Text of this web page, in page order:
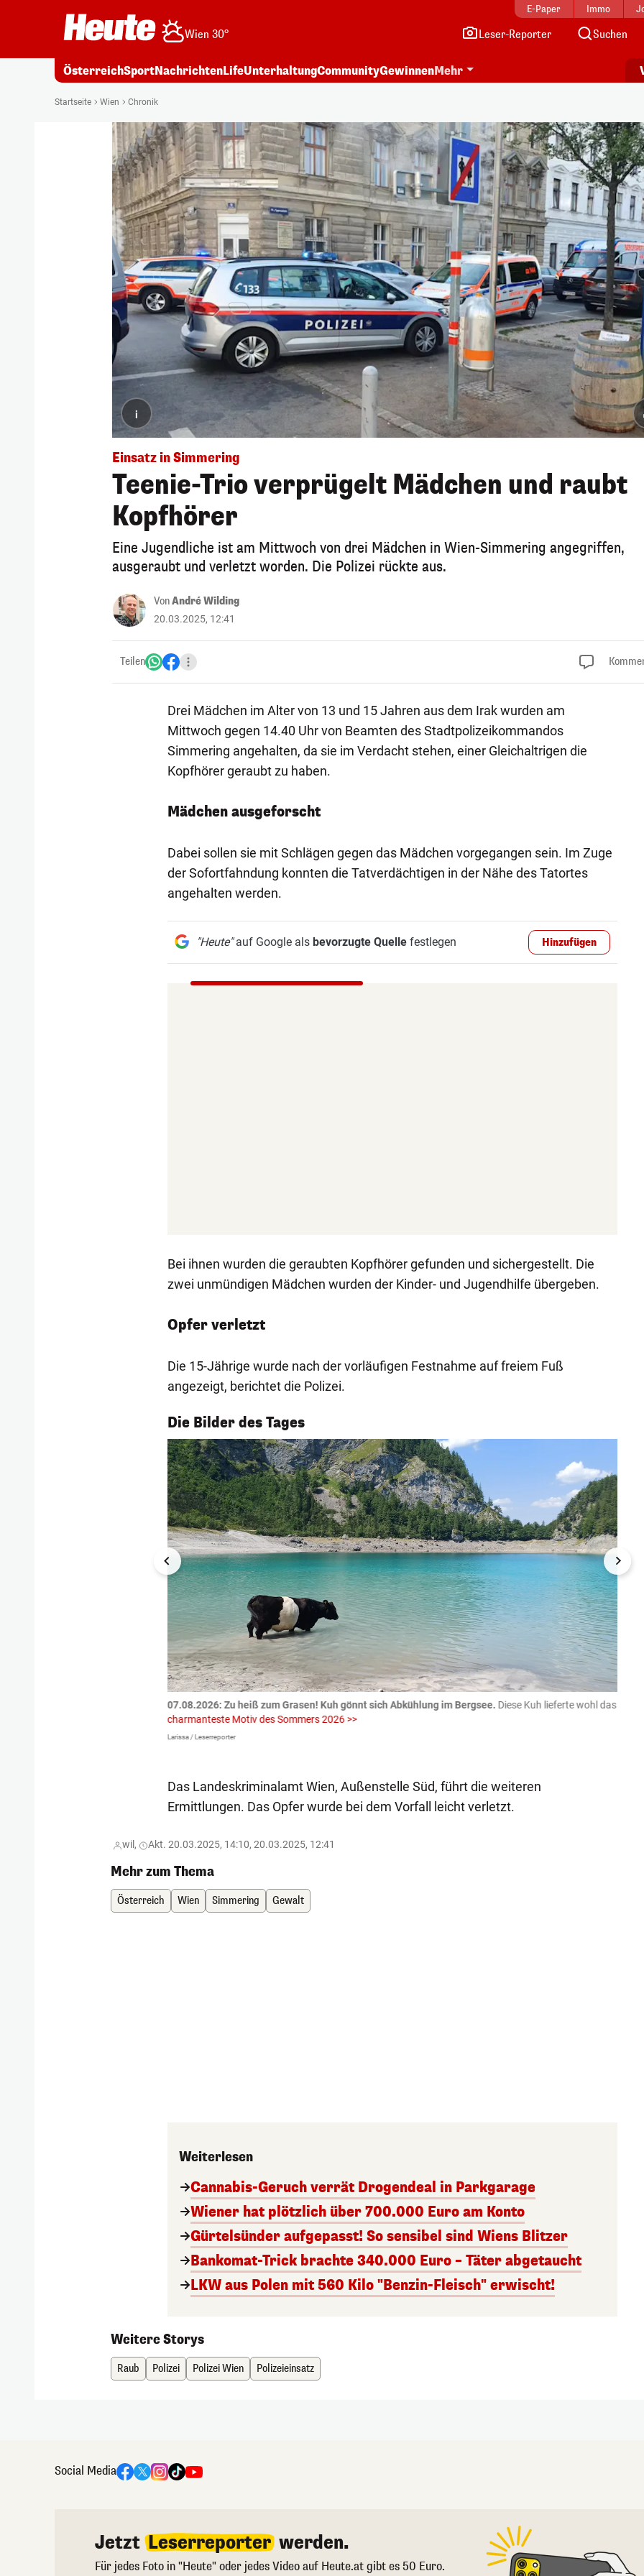
E-Paper Immo
Wien 30° Leser-Reporter Suchen
ÖsterreichSportNachrichtenLifeUnterhaltungCommunityGewinnenMehr
Startseite Wien Chronik
i
Einsatz in Simmering
Teenie-Trio verprügelt Mädchen und raubt
Kopfhörer
Eine Jugendliche ist am Mittwoch von drei Mädchen in Wien-Simmering angegriffen,
ausgeraubt und verletzt worden. Die Polizei rückte aus.
VonAndré Wilding
20.03.2025, 12:41
Teilen
Drei Mädchen im Alter von 13 und 15 Jahren aus dem Irak wurden am
Mittwoch gegen 14.40 Uhr von Beamten des Stadtpolizeikommandos
Simmering angehalten, da sie im Verdacht stehen, einer Gleichaltrigen die
Kopfhörer geraubt zu haben.
Mädchen ausgeforscht
Dabei sollen sie mit Schlägen gegen das Mädchen vorgegangen sein. Im Zuge
der Sofortfahndung konnten die Tatverdächtigen in der Nähe des Tatortes
angehalten werden.
"Heute"auf Google als bevorzugte Quellefestlegen Hinzufügen
Bei ihnen wurden die geraubten Kopfhörer gefunden und sichergestellt. Die
zwei unmündigen Mädchen wurden der Kinder- und Jugendhilfe übergeben.
Opfer verletzt
Die 15-Jährige wurde nach der vorläufigen Festnahme auf freiem Fuß
angezeigt, berichtet die Polizei.
Die Bilder des Tages
1/55
07.08.2026: Zu heiß zum Grasen! Kuh gönnt sich Abkühlung im Bergsee. Diese Kuh lieferte wohl das
charmanteste Motiv des Sommers 2026 >>
Larissa / Leserreporter
Das Landeskriminalamt Wien, Außenstelle Süd, führt die weiteren
Ermittlungen. Das Opfer wurde bei dem Vorfall leicht verletzt.
wil, Akt. 20.03.2025, 14:10, 20.03.2025, 12:41
Mehr zum Thema
Österreich Wien Simmering Gewalt
Weiterlesen
Cannabis-Geruch verrät Drogendeal in Parkgarage
Wiener hat plötzlich über 700.000 Euro am Konto
Gürtelsünder aufgepasst! So sensibel sind Wiens Blitzer
Bankomat-Trick brachte 340.000 Euro – Täter abgetaucht
LKW aus Polen mit 560 Kilo "Benzin-Fleisch" erwischt!
Weitere Storys
Raub Polizei Polizei Wien Polizeieinsatz
Social Media
Jetzt Leserreporter werden.
Für jedes Foto in "Heute" oder jedes Video auf Heute.at gibt es 50 Euro.